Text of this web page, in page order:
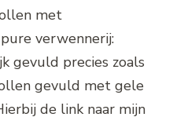
met
verwennerij:
gevuld precies zoals
gevuld met gele
de link naar mijn